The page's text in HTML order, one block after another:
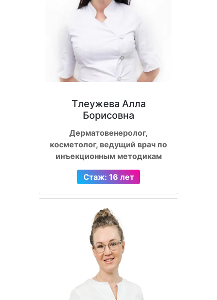
Тлеужева Алла
Борисовна
Дерматовенеролог,
косметолог, ведущий врач по
инъекционным методикам
Стаж: 16 лет